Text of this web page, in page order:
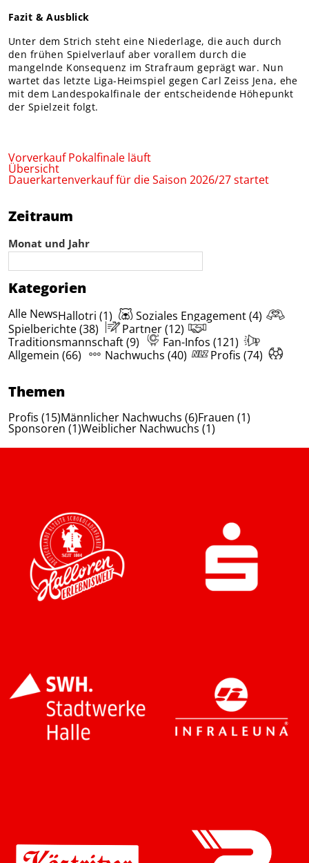
Zeitraum
Monat und Jahr
Kategorien
Alle NewsHallotri (1)
Soziales Engagement (4)
Spielberichte (38)
Partner (12)
Traditionsmannschaft (9)
Fan-Infos (121)
Allgemein (66)
Nachwuchs (40) Profis (74)
Themen
Profis (15)Männlicher Nachwuchs (6)Frauen (1)
Sponsoren (1)Weiblicher Nachwuchs (1)
Fazit & Ausblick
Unter dem Strich steht eine Niederlage, die auch durch
den frühen Spielverlauf aber vorallem durch die
mangelnde Konsequenz im Strafraum geprägt war. Nun
wartet das letzte Liga-Heimspiel gegen Carl Zeiss Jena, ehe
mit dem Landespokalfinale der entscheidende Höhepunkt
der Spielzeit folgt.
Vorverkauf Pokalfinale läuft
Übersicht
Dauerkartenverkauf für die Saison 2026/27 startet